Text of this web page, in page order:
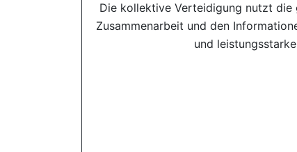
Die kollektive Verteidigung nutzt die
Zusammenarbeit und den
und